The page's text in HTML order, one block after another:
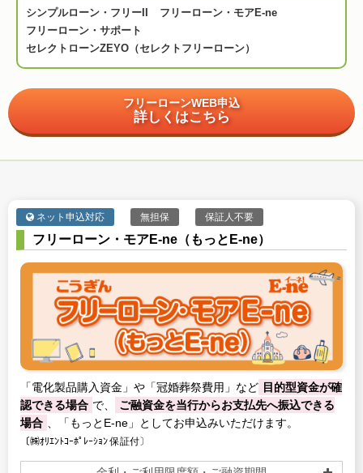
シンプルローン・フリーII
フリーローン・モアE-ne
フリーローン・サポート
セレクトローンZEYO（セレクトフリーローン）
フリーローンWEB申込
詳しくはこちら
ネット申込対応 無担保 保証人不要
フリーローン・モアE-ne（もっとE-ne）
「電化製品購入資金」や「冠婚葬祭費用」など 目的型資金が確
認できる場合 で、
ご融資金を当行からお支払先へ振込できる
場合
、「もっとE-ne」としてお申込みいただけます。
〔㈱ｵﾘｴﾝﾄｺｰﾎﾟﾚｰｼｮﾝ 保証付〕